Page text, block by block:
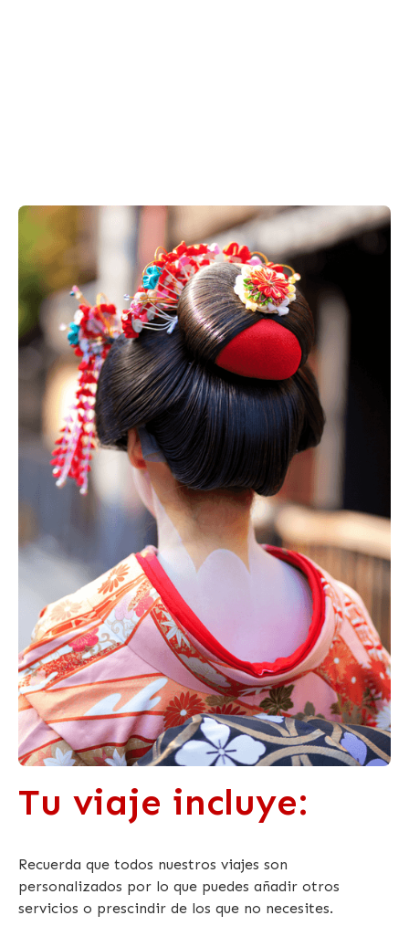
Tu viaje incluye:
Recuerda que todos nuestros viajes son
personalizados por lo que puedes añadir otros
servicios o prescindir de los que no necesites.